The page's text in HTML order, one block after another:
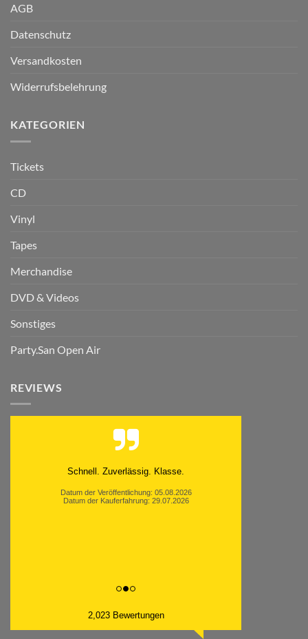
AGB
Datenschutz
Versandkosten
Widerrufsbelehrung
KATEGORIEN
Tickets
CD
Vinyl
Tapes
Merchandise
DVD & Videos
Sonstiges
Party.San Open Air
REVIEWS
Schnell. Zuverlässig. Klasse.
Datum der Veröffentlichung: 05.08.2026
Datum der Kauferfahrung: 29.07.2026
2,023 Bewertungen